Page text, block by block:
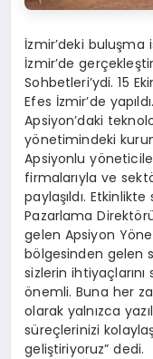
İzmir’deki buluşma
İzmir’de
Sohbetleri’ydi. 15
Efes İzmir’de
Apsiyon’daki
yönetimindeki
Apsiyonlu
firmalarıyla ve
paylaşıldı.
Pazarlama
gelen Apsiyon
bölgesinden gelen
sizlerin
önemli. Buna her
olarak yalnızca
süreçlerinizi
geliştiriyoruz” dedi.